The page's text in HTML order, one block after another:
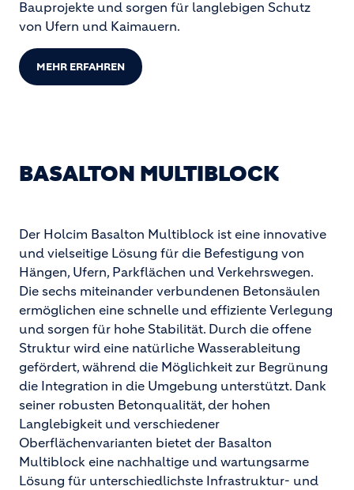
Bauprojekte und sorgen für langlebigen Schutz
von Ufern und Kaimauern.
MEHR ERFAHREN
BASALTON MULTIBLOCK
Der Holcim Basalton Multiblock ist eine innovative
und vielseitige Lösung für die Befestigung von
Hängen, Ufern, Parkflächen und Verkehrswegen.
Die sechs miteinander verbundenen Betonsäulen
ermöglichen eine schnelle und effiziente Verlegung
und sorgen für hohe Stabilität. Durch die offene
Struktur wird eine natürliche Wasserableitung
gefördert, während die Möglichkeit zur Begrünung
die Integration in die Umgebung unterstützt. Dank
seiner robusten Betonqualität, der hohen
Langlebigkeit und verschiedener
Oberflächenvarianten bietet der Basalton
Multiblock eine nachhaltige und wartungsarme
Lösung für unterschiedlichste Infrastruktur- und